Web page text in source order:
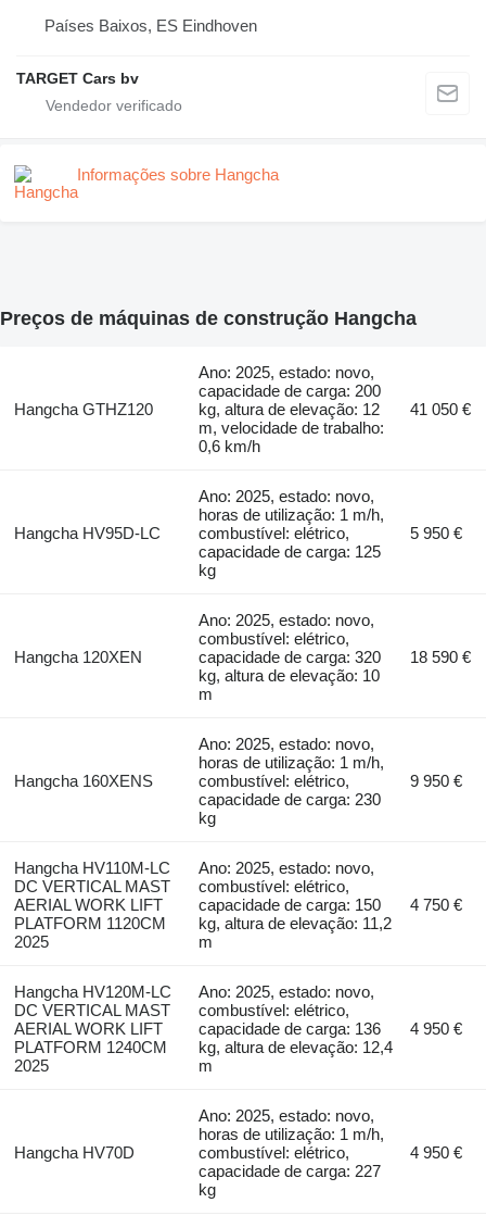
Países Baixos, ES Eindhoven
TARGET Cars bv
Informações sobre Hangcha
Preços de máquinas de construção Hangcha
Hangcha GTHZ120
Ano: 2025, estado: novo,
capacidade de carga: 200
kg, altura de elevação: 12
m, velocidade de trabalho:
0,6 km/h
41 050 €
Hangcha HV95D-LC
Ano: 2025, estado: novo,
horas de utilização: 1 m/h,
combustível: elétrico,
capacidade de carga: 125
kg
5 950 €
Hangcha 120XEN
Ano: 2025, estado: novo,
combustível: elétrico,
capacidade de carga: 320
kg, altura de elevação: 10
m
18 590 €
Hangcha 160XENS
Ano: 2025, estado: novo,
horas de utilização: 1 m/h,
combustível: elétrico,
capacidade de carga: 230
kg
9 950 €
Hangcha HV110M-LC
DC VERTICAL MAST
AERIAL WORK LIFT
PLATFORM 1120CM
2025
Ano: 2025, estado: novo,
combustível: elétrico,
capacidade de carga: 150
kg, altura de elevação: 11,2
m
4 750 €
Hangcha HV120M-LC
DC VERTICAL MAST
AERIAL WORK LIFT
PLATFORM 1240CM
2025
Ano: 2025, estado: novo,
combustível: elétrico,
capacidade de carga: 136
kg, altura de elevação: 12,4
m
4 950 €
Hangcha HV70D
Ano: 2025, estado: novo,
horas de utilização: 1 m/h,
combustível: elétrico,
capacidade de carga: 227
kg
4 950 €